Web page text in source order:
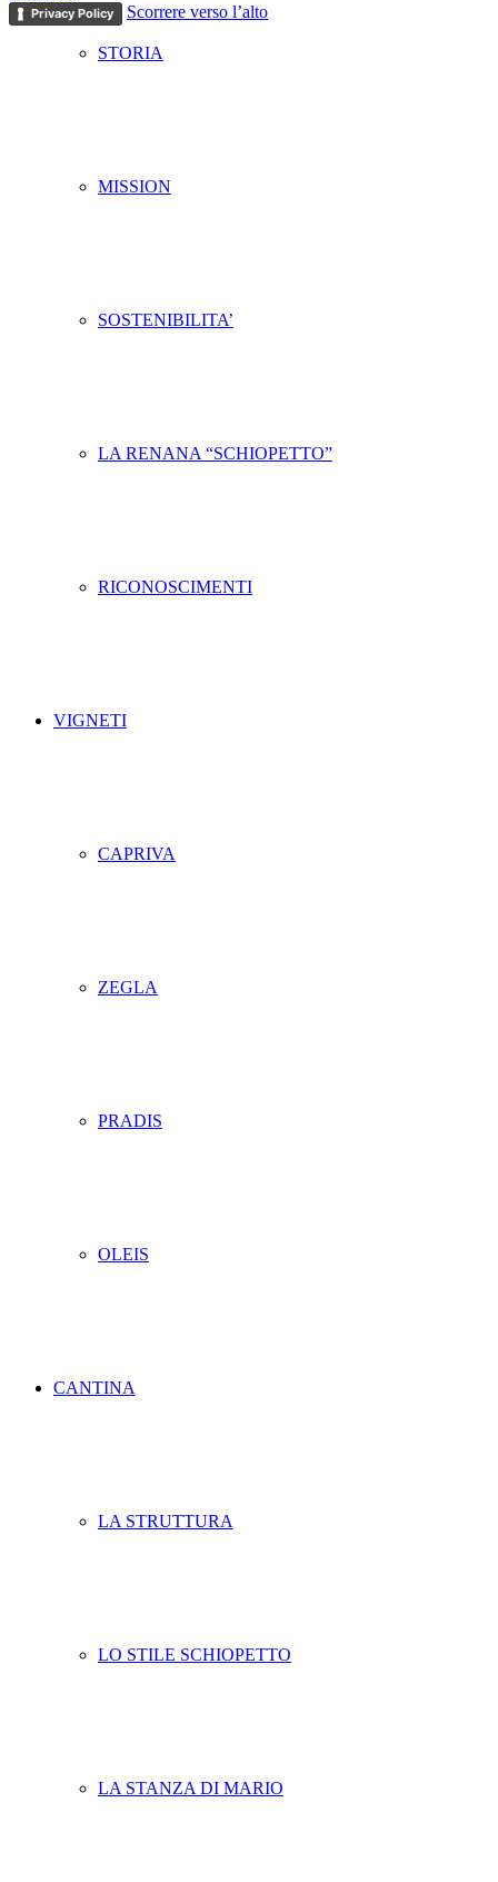
STORIA
MISSION
SOSTENIBILITA’
LA RENANA “SCHIOPETTO”
RICONOSCIMENTI
VIGNETI
CAPRIVA
ZEGLA
PRADIS
OLEIS
CANTINA
LA STRUTTURA
LO STILE SCHIOPETTO
LA STANZA DI MARIO
Privacy Policy Scorrere verso l’alto